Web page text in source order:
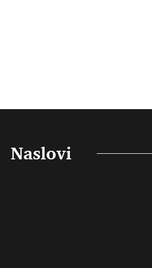
Naslovi